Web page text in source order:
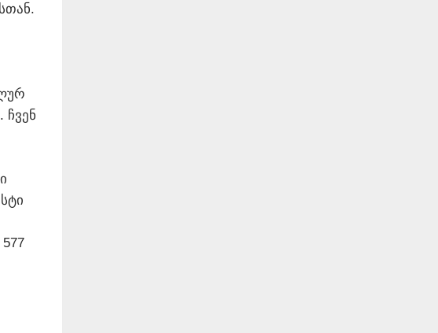
ჩვენ